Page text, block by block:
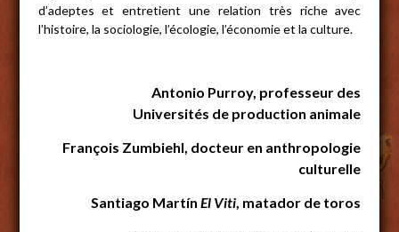
d’adeptes et entretient une relation très riche avec
l’histoire, la sociologie, l’écologie, l’économie et la culture.
Antonio Purroy, professeur des
Universités de production animale
François Zumbiehl, docteur en anthropologie
culturelle
Santiago MartínEl Viti, matador de toros